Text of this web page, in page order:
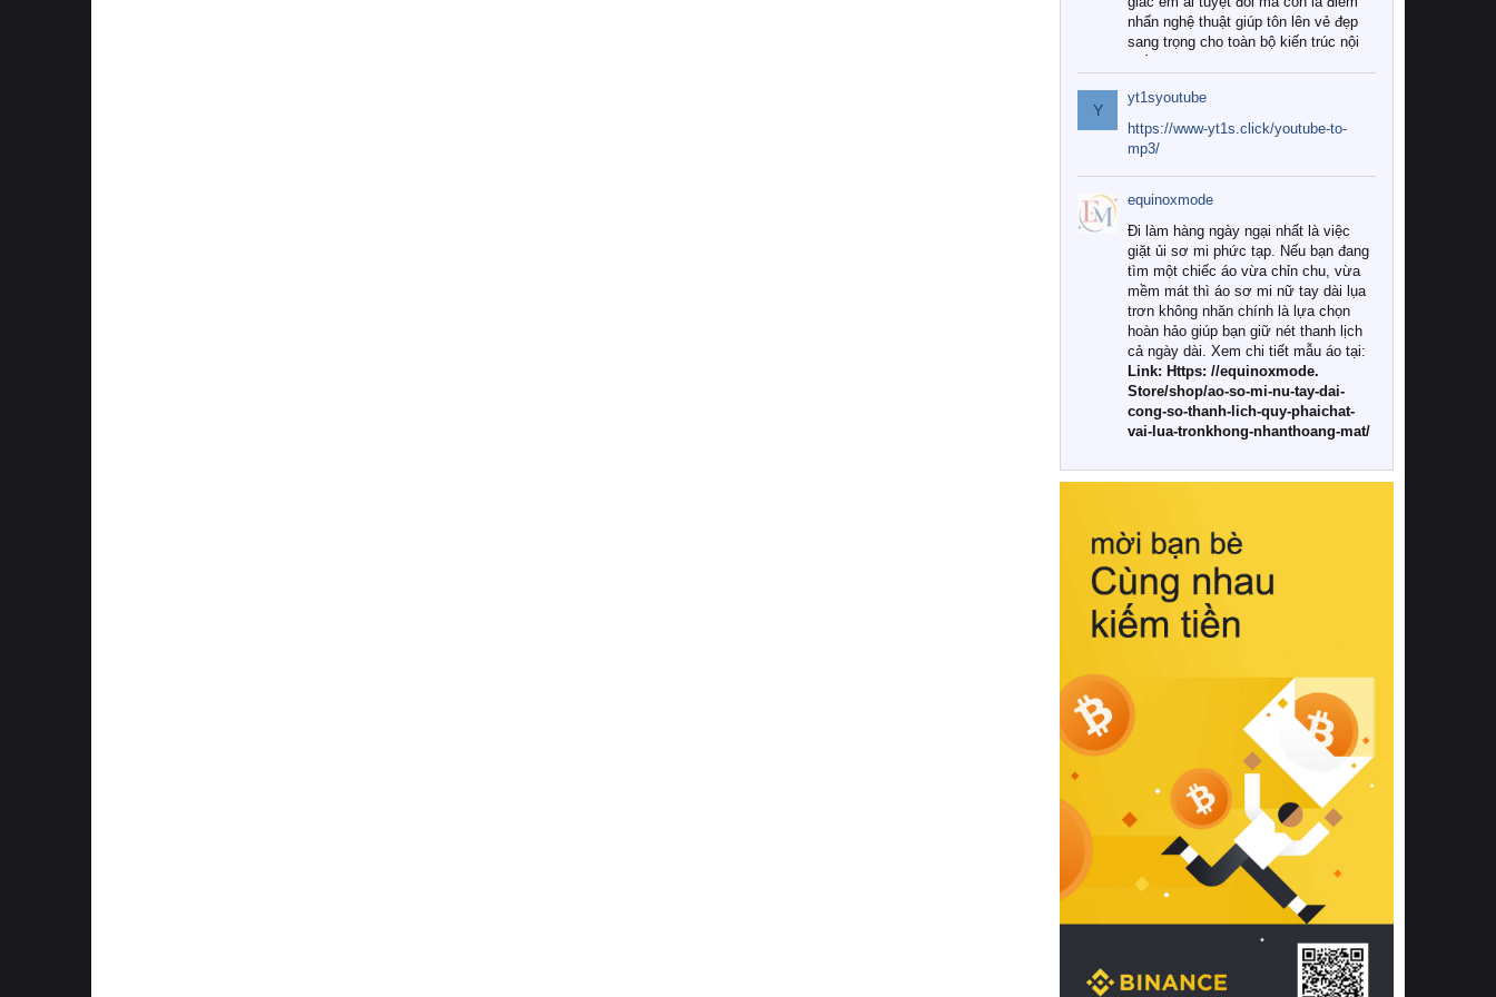
nhấn nghệ thuật giúp tôn lên vẻ đẹp
sang trọng cho toàn bộ kiến trúc nội
Tuy nhiên, giữa thị trường đa dạng
với vô vàn thương hiệu và mẫu mã
như hiện nay, làm thế nào để chọn
được những bộ chăn ga gối đệm cao
cấp thực sự chất lượng, phù hợp với
khí hậu và nhu cầu sử dụng của gia
đình? Hãy cùng chúng tôi đi tìm lời
giải đáp chi tiết qua bài viết dưới đây.
1. Tại sao các gia đình hiện đại lại ưa
chuộng chăn ga gối đệm cao cấp?
Khác với các dòng sản phẩm thông
thường, những bộ chăn ga gối đệm
cao cấp trải qua quy trình sản xuất
nghiêm ngặt từ khâu chọn lọc nguyên
liệu tự nhiên đến công nghệ dệt
nhuộm hiện đại không chứa hóa chất
này, bạn sẽ cảm nhận rõ rệt sự khác
hồi chuẩn xác của phần đệm nâng đỡ
cột sống.
Bên cạnh đó, việc lựa chọn các dòng
sản phẩm đạt chuẩn chất lượng quốc
tế còn giúp ngăn ngừa tình trạng kích
khuẩn và nấm mốc trong điều kiện
thời tiết nóng ẩm. Bạn có thể tìm hiểu
thêm các nghiên cứu khoa học về tác
động của giấc ngủ và môi trường
phòng ngủ đối với sức khỏe con
người tại Sleep Foundation (External
Link) để có cái nhìn toàn diện hơn.
2. Các tiêu chí vàng khi lựa chọn
chăn ga gối đệm cao cấp cho phòng
ngủ
Để sở hữu một bộ chăn ga gối đệm
cao cấp hoàn hảo cả về thẩm mỹ lẫn
công năng, người tiêu dùng cần cân
nhắc kỹ lưỡng các tiêu chí quan trọng
Y
yt1syoutube
https://www-yt1s.click/youtube-to-
mp3/
equinoxmode
Đi làm hàng ngày ngại nhất là việc
giặt ủi sơ mi phức tạp. Nếu bạn đang
tìm một chiếc áo vừa chỉn chu, vừa
mềm mát thì áo sơ mi nữ tay dài lụa
trơn không nhăn chính là lựa chọn
hoàn hảo giúp bạn giữ nét thanh lịch
cả ngày dài. Xem chi tiết mẫu áo tại:
Link: Https: //equinoxmode.
Store/shop/ao-so-mi-nu-tay-dai-
cong-so-thanh-lich-quy-phaichat-
vai-lua-tronkhong-nhanthoang-mat/